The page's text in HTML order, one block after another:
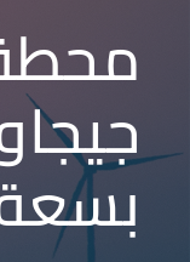
بسعة 600